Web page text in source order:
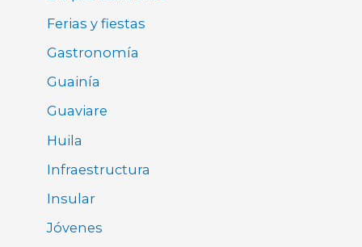
Ferias y fiestas
Gastronomía
Guainía
Guaviare
Huila
Infraestructura
Insular
Jóvenes